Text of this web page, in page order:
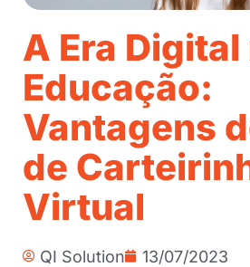
A Era Digital
Educação:
Vantagens
de
Virtual
QI Solution 13/07/2023